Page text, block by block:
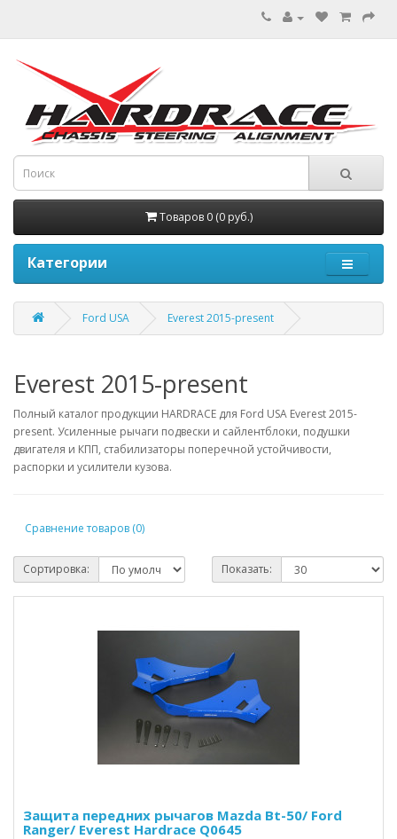
Товаров 0 (0 руб.)
Категории
Ford USA Everest 2015-present
Everest 2015-present
Полный каталог продукции HARDRACE для Ford USA Everest 2015-
present. Усиленные рычаги подвески и сайлентблоки, подушки
двигателя и КПП, стабилизаторы поперечной устойчивости,
распорки и усилители кузова.
Сравнение товаров (0)
Сортировка: Показать:
Защита передних рычагов Mazda Bt-50/ Ford
Ranger/ Everest Hardrace Q0645